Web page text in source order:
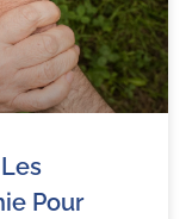
Pour